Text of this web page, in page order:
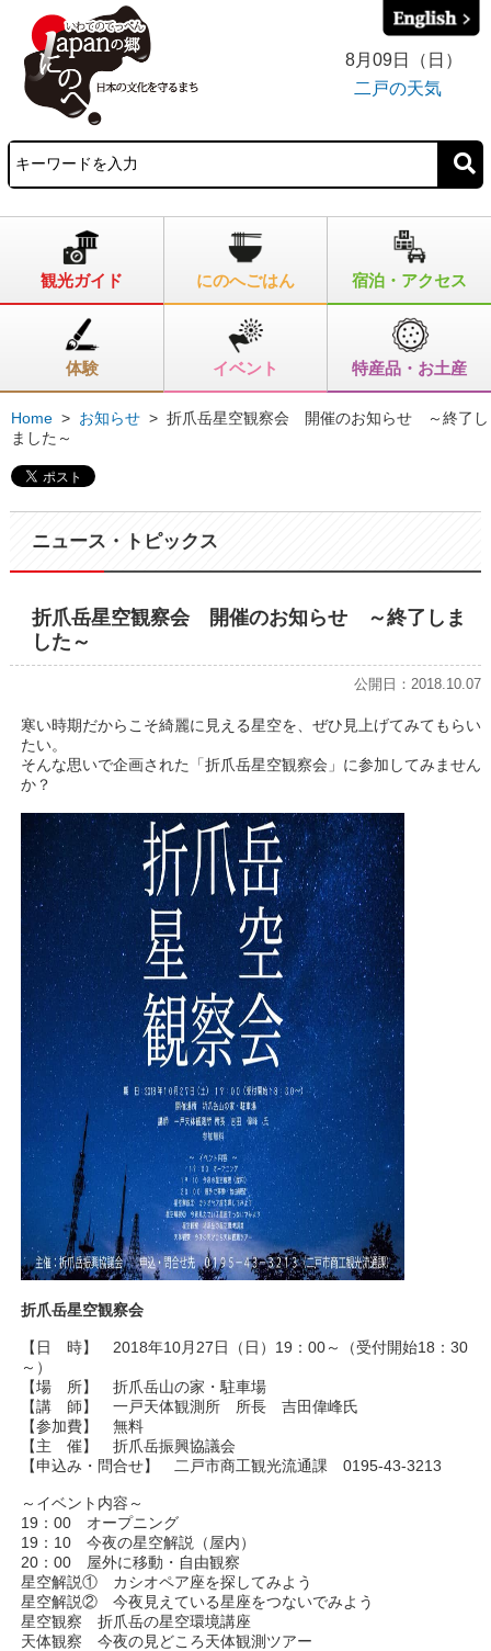
8月09日（日）
二戸の天気
観光ガイド にのへごはん 宿泊・アクセス
体験 イベント 特産品・お土産
Home > お知らせ > 折爪岳星空観察会 開催のお知らせ ～終了し
ました～
ニュース・トピックス
折爪岳星空観察会 開催のお知らせ ～終了しま
した～
公開日：2018.10.07
寒い時期だからこそ綺麗に見える星空を、ぜひ見上げてみてもらい
たい。
そんな思いで企画された「折爪岳星空観察会」に参加してみません
か？
折爪岳星空観察会
【日 時】 2018年10月27日（日）19：00～（受付開始18：30
～）
【場 所】 折爪岳山の家・駐車場
【講 師】 一戸天体観測所 所長 吉田偉峰氏
【参加費】 無料
【主 催】 折爪岳振興協議会
【申込み・問合せ】 二戸市商工観光流通課 0195-43-3213
～イベント内容～
19：00 オープニング
19：10 今夜の星空解説（屋内）
20：00 屋外に移動・自由観察
星空解説① カシオペア座を探してみよう
星空解説② 今夜見えている星座をつないでみよう
星空観察 折爪岳の星空環境講座
天体観察 今夜の見どころ天体観測ツアー